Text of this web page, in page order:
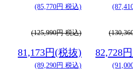
(85,770円 税込)
(125,990円 税込)
81,173円(税抜)
(89,290円 税込)
82,728